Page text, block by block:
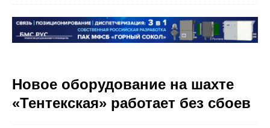
Новое оборудование на шахте
«Тентекская» работает без сбоев